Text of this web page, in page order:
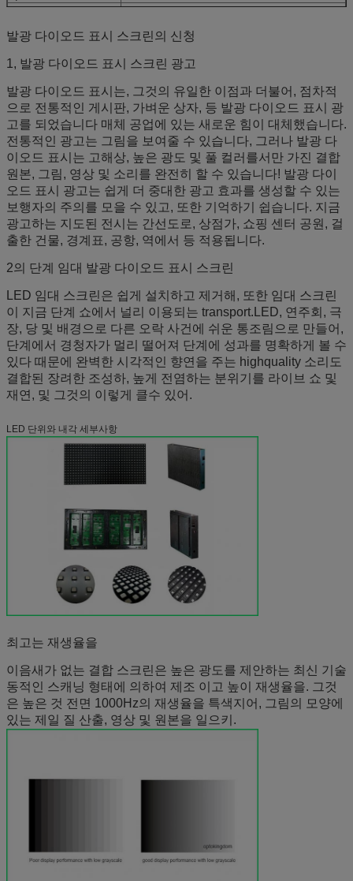
작용 온도/습도
-30℃~+45℃
입력 전압
110-220V AC±10%
오)
광도 통제
수동/자동
입력 신호
RF, S-VIDEO, RGBHV, YUV, YC & 구성, 등
통제 시스템
PCTV+DVI 영상 card+control card+fiber
MBTF
> 500 시간
생활 시간
> 100,000 시간
비율
<0>
발광 다이오드 표시 스크린의 신청
1, 발광 다이오드 표시 스크린 광고
발광 다이오드 표시는, 그것의 유일한 이점과 더불어, 점차적
으로 전통적인 게시판, 가벼운 상자, 등 발광 다이오드 표시 광
고를 되었습니다 매체 공업에 있는 새로운 힘이 대체했습니다.
전통적인 광고는 그림을 보여줄 수 있습니다, 그러나 발광 다
이오드 표시는 고해상, 높은 광도 및 풀 컬러를서만 가진 결합
원본, 그림, 영상 및 소리를 완전히 할 수 있습니다! 발광 다이
오드 표시 광고는 쉽게 더 중대한 광고 효과를 생성할 수 있는
보행자의 주의를 모을 수 있고, 또한 기억하기 쉽습니다. 지금
광고하는 지도된 전시는 간선도로, 상점가, 쇼핑 센터 공원, 걸
출한 건물, 경계표, 공항, 역에서 등 적용됩니다.
2의 단계 임대 발광 다이오드 표시 스크린
LED 임대 스크린은 쉽게 설치하고 제거해, 또한 임대 스크린
이 지금 단계 쇼에서 널리 이용되는 transport.LED, 연주회, 극
장, 당 및 배경으로 다른 오락 사건에 쉬운 통조림으로 만들어,
단계에서 경청자가 멀리 떨어져 단계에 성과를 명확하게 볼 수
있다 때문에 완벽한 시각적인 향연을 주는 highquality 소리도
결합된 장려한 조성하, 높게 전염하는 분위기를 라이브 쇼 및
재연, 및 그것의 이렇게 클수 있어.
LED 단위와 내각 세부사항
최고는 재생율을
이음새가 없는 결합 스크린은 높은 광도를 제안하는 최신 기술
동적인 스캐닝 형태에 의하여 제조 이고 높이 재생율을. 그것
은 높은 것 전면 1000Hz의 재생율을 특색지어, 그림의 모양에
있는 제일 질 산출, 영상 및 원본을 일으키.